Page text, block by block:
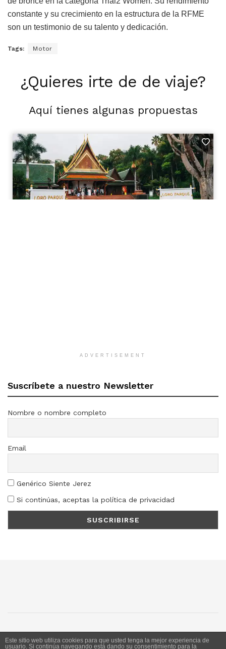
constante y su crecimiento en la estructura de la RFME
son un testimonio de su talento y dedicación.
Tags: Motor
¿Quieres irte de de viaje?
Aquí tienes algunas propuestas
ADVERTISEMENT
Suscríbete a nuestro Newsletter
Nombre o nombre completo
Email
Genérico Siente Jerez
Si continúas, aceptas la política de privacidad
Este sitio web utiliza cookies para que usted tenga la mejor experiencia de
usuario. Si continúa navegando está dando su consentimiento para la